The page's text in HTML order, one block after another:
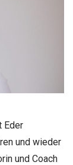
Eder
und wieder
und Coach